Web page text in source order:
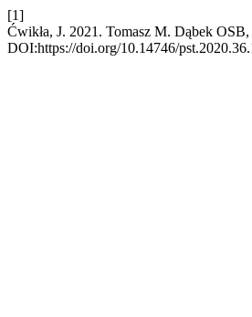
[1]
Ćwikła, J. 2021. Tomasz M. Dąbek
DOI:https://doi.org/10.14746/